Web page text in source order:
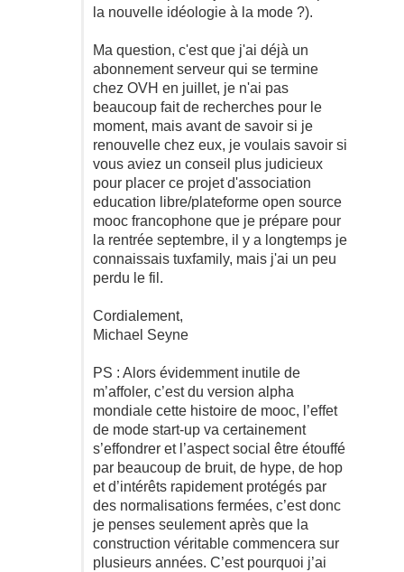
la nouvelle idéologie à la mode ?).
Ma question, c'est que j'ai déjà un
abonnement serveur qui se termine
chez OVH en juillet, je n'ai pas
beaucoup fait de recherches pour le
moment, mais avant de savoir si je
renouvelle chez eux, je voulais savoir si
vous aviez un conseil plus judicieux
pour placer ce projet d'association
education libre/plateforme open source
mooc francophone que je prépare pour
la rentrée septembre, il y a longtemps je
connaissais tuxfamily, mais j'ai un peu
perdu le fil.
Cordialement,
Michael Seyne
PS : Alors évidemment inutile de
m’affoler, c’est du version alpha
mondiale cette histoire de mooc, l’effet
de mode start-up va certainement
s’effondrer et l’aspect social être étouffé
par beaucoup de bruit, de hype, de hop
et d’intérêts rapidement protégés par
des normalisations fermées, c’est donc
je penses seulement après que la
construction véritable commencera sur
plusieurs années. C’est pourquoi j’ai